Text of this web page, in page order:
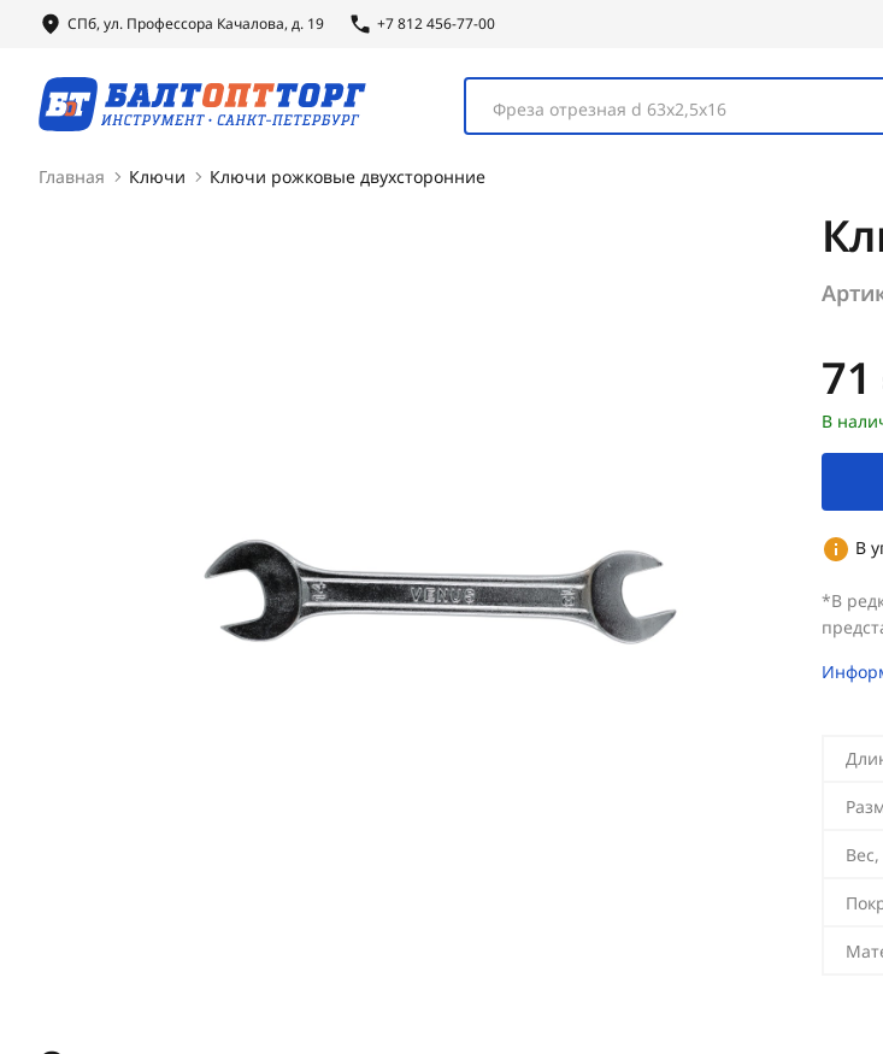
СПб, ул. Профессора Качалова, д. 19 +7 812 456-77-00
Фреза отрезная d 63х2,5х16
Главная Ключи Ключи рожковые двухсторонние
В
В
*В
Вес,